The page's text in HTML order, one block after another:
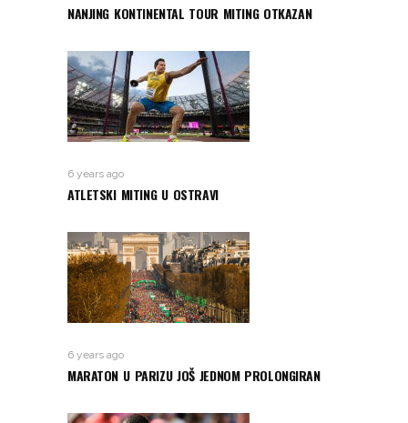
NANJING KONTINENTAL TOUR MITING OTKAZAN
6 years ago
ATLETSKI MITING U OSTRAVI
6 years ago
MARATON U PARIZU JOŠ JEDNOM PROLONGIRAN